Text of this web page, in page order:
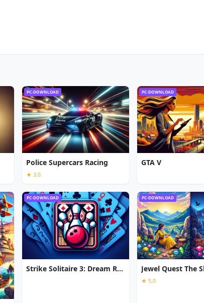
PC-DOWNLOAD
Police Supercars Racing
★ 3,0
PC-DOWNLOAD
GTA V
PC-DOWNLOAD
Strike Solitaire 3: Dream Resort
PC-DOWNLOAD
★ 5,0